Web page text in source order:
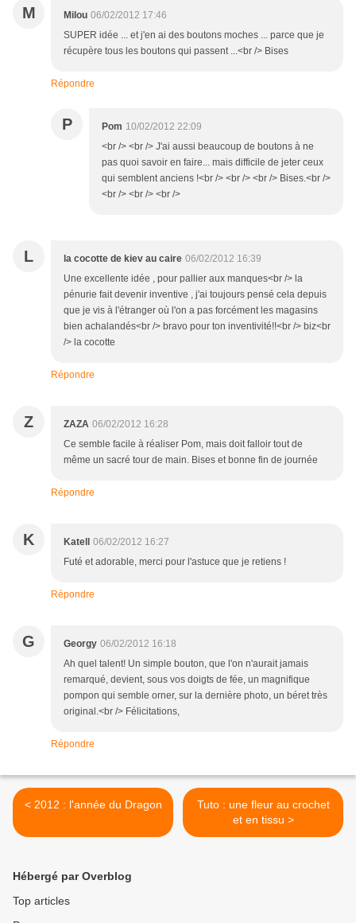
M Milou 06/02/2012 17:46
SUPER idée ... et j'en ai des boutons moches ... parce que je
récupère tous les boutons qui passent ...<br /> Bises
Répondre
P Pom 10/02/2012 22:09
<br /> <br /> J'ai aussi beaucoup de boutons à ne
pas quoi savoir en faire... mais difficile de jeter ceux
qui semblent anciens !<br /> <br /> <br /> Bises.<br />
<br /> <br /> <br />
L la cocotte de kiev au caire 06/02/2012 16:39
Une excellente idée , pour pallier aux manques<br /> la
pénurie fait devenir inventive , j'ai toujours pensé cela depuis
que je vis à l'étranger où l'on a pas forcément les magasins
bien achalandés<br /> bravo pour ton inventivité!!<br /> biz<br
/> la cocotte
Répondre
Z ZAZA 06/02/2012 16:28
Ce semble facile à réaliser Pom, mais doit falloir tout de
même un sacré tour de main. Bises et bonne fin de journée
Répondre
K Katell
06/02/2012 16:27
Futé et adorable, merci pour l'astuce que je retiens !
Répondre
G Georgy 06/02/2012 16:18
Ah quel talent! Un simple bouton, que l'on n'aurait jamais
remarqué, devient, sous vos doigts de fée, un magnifique
pompon qui semble orner, sur la dernière photo, un béret très
original.<br /> Félicitations,
Répondre
< 2012 : l'année du Dragon
Tuto : une fleur au crochet
et en tissu >
Hébergé par Overblog
Top articles